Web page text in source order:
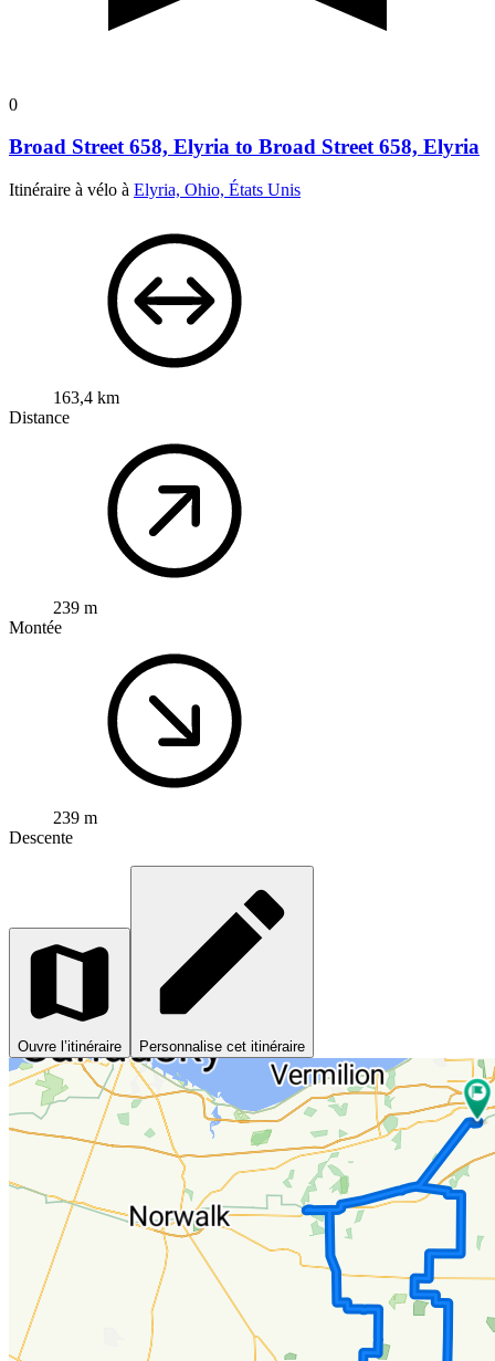
0
Broad Street 658, Elyria to Broad Street 658, Elyria
Itinéraire à vélo à Elyria, Ohio, États Unis
163,4 km
Distance
239 m
Montée
239 m
Descente
Ouvre l’itinéraire Personnalise cet itinéraire